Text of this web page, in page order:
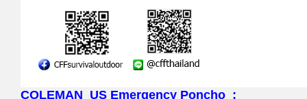
COLEMAN US Emergency Poncho :